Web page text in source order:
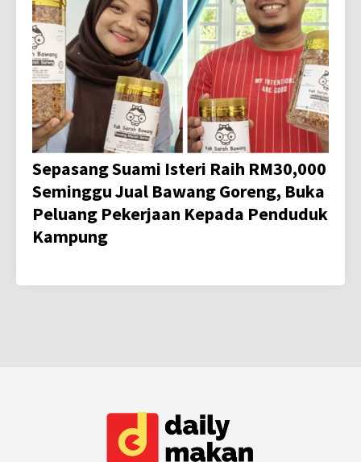
Sepasang Suami Isteri Raih RM30,000
Seminggu Jual Bawang Goreng, Buka
Peluang Pekerjaan Kepada Penduduk
Kampung